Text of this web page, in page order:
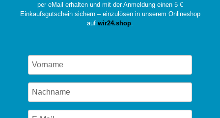
per eMail erhalten und mit der Anmeldung einen 5 €
Einkaufsgutschein sichern – einzulösen in unserem Onlineshop
auf wir24.shop